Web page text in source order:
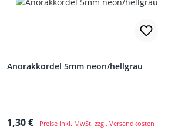
Anorakkordel 5mm neon/hellgrau
Regulärer Preis:
1,30 € Preise inkl. MwSt. zzgl. Versandkosten